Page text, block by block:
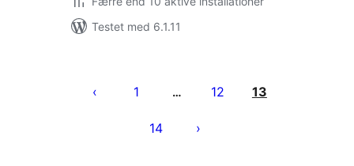
Testet med 6.1.11
1 … 12 13
14